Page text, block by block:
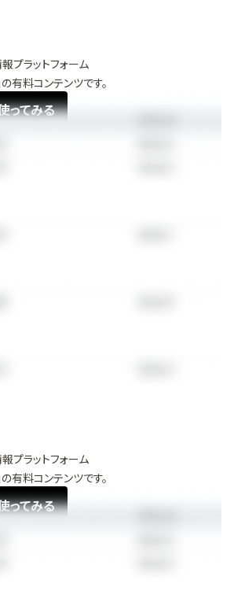
プラットフォーム
」の有料コンテンツです。
ってみる
プラットフォーム
」の有料コンテンツです。
ってみる